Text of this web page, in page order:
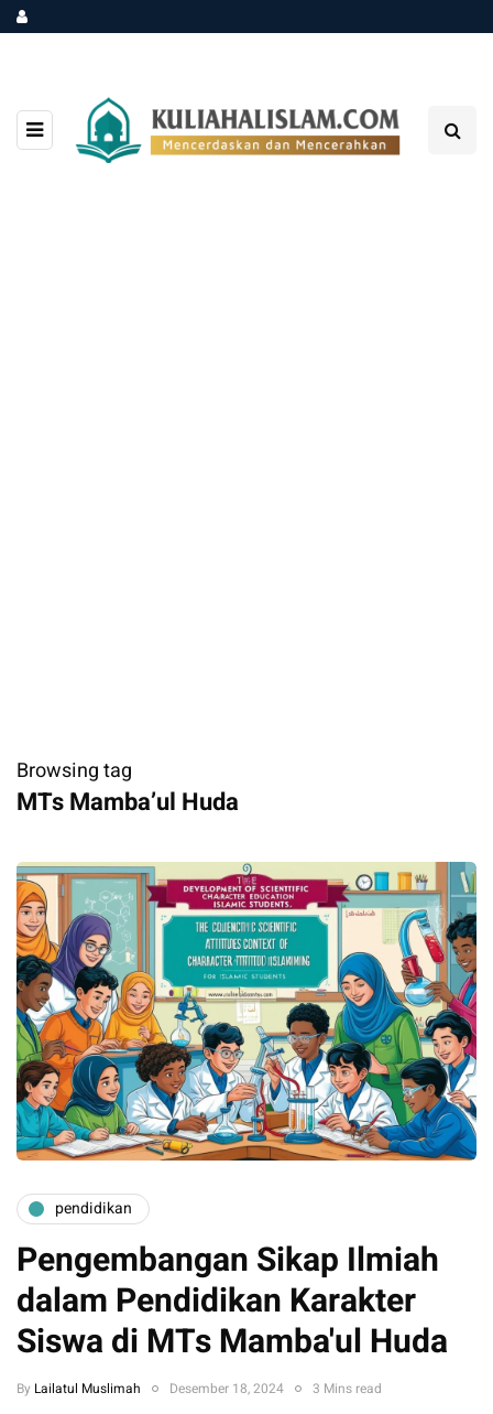
Browsing tag
MTs Mamba’ul Huda
pendidikan
Pengembangan Sikap Ilmiah
dalam Pendidikan Karakter
Siswa di MTs Mamba'ul Huda
By Lailatul Muslimah Desember 18, 2024 3 Mins read